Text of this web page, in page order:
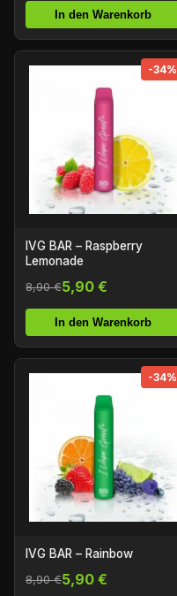
In den Warenkorb
-34%
IVG BAR – Raspberry
Lemonade
8,90 €5,90 €
In den Warenkorb
-34%
IVG BAR – Rainbow
8,90 €5,90 €